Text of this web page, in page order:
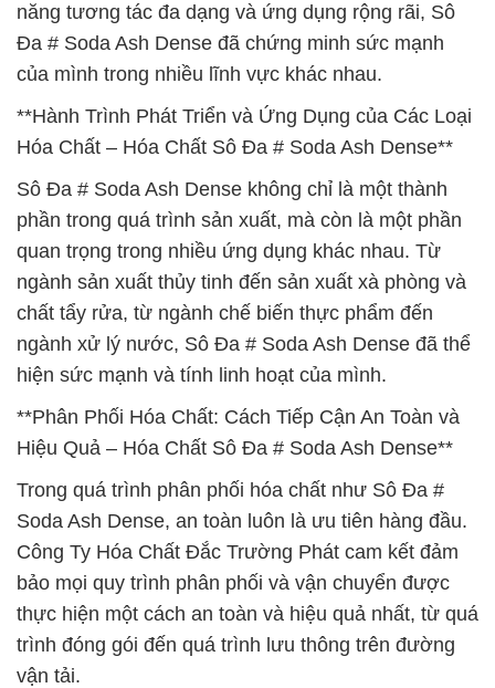
năng tương tác đa dạng và ứng dụng rộng rãi, Sô
Đa # Soda Ash Dense đã chứng minh sức mạnh
của mình trong nhiều lĩnh vực khác nhau.
**Hành Trình Phát Triển và Ứng Dụng của Các Loại
Hóa Chất – Hóa Chất Sô Đa # Soda Ash Dense**
Sô Đa # Soda Ash Dense không chỉ là một thành
phần trong quá trình sản xuất, mà còn là một phần
quan trọng trong nhiều ứng dụng khác nhau. Từ
ngành sản xuất thủy tinh đến sản xuất xà phòng và
chất tẩy rửa, từ ngành chế biến thực phẩm đến
ngành xử lý nước, Sô Đa # Soda Ash Dense đã thể
hiện sức mạnh và tính linh hoạt của mình.
**Phân Phối Hóa Chất: Cách Tiếp Cận An Toàn và
Hiệu Quả – Hóa Chất Sô Đa # Soda Ash Dense**
Trong quá trình phân phối hóa chất như Sô Đa #
Soda Ash Dense, an toàn luôn là ưu tiên hàng đầu.
Công Ty Hóa Chất Đắc Trường Phát cam kết đảm
bảo mọi quy trình phân phối và vận chuyển được
thực hiện một cách an toàn và hiệu quả nhất, từ quá
trình đóng gói đến quá trình lưu thông trên đường
vận tải.